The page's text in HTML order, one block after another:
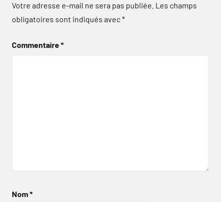
Votre adresse e-mail ne sera pas publiée. Les champs
obligatoires sont indiqués avec*
Commentaire*
Nom*